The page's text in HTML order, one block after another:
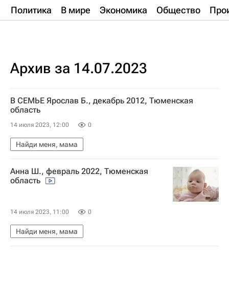
Политика В мире Экономика Общество
Архив за 14.07.2023
В СЕМЬЕ Ярослав Б., декабрь 2012, Тюменская
область
14 июля 2023, 12:00 0
Найди меня, мама
Анна Ш., февраль 2022, Тюменская
область
14 июля 2023, 11:00 0
Найди меня, мама